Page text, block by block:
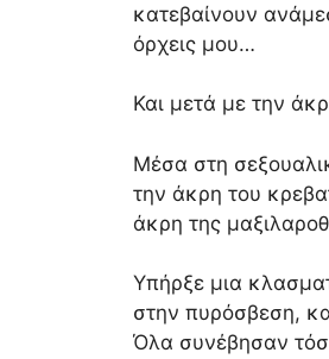
κατεβαίνουν
όρχεις μου…
Και μετά με την
Μέσα στη
την άκρη του
άκρη της
Υπήρξε μια
στην πυρόσβεση,
Όλα συνέβησαν